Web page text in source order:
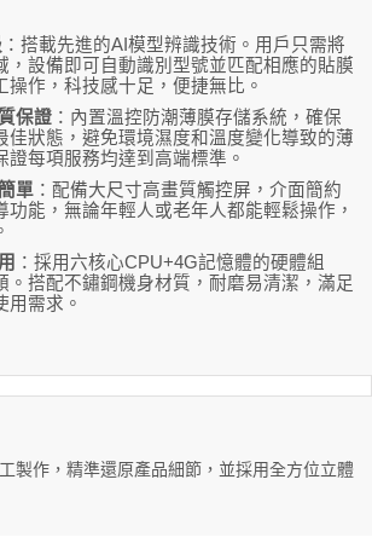
：搭載先進的AI模型辨識技術。用戶只需將
，設備即可自動識別型號並匹配相應的貼膜
操作，科技感十足，便捷無比。
保證 ：內置溫控防潮薄膜存儲系統，確保
佳狀態，避免環境濕度和溫度變化導致的薄
證每項服務均達到高端標準。
單 ：配備大尺寸高畫質觸控屏，介面簡約
功能，無論年輕人或老年人都能輕鬆操作，
：採用六核心CPU+4G記憶體的硬體組
。搭配不鏽鋼機身材質，耐磨易清潔，滿足
用需求。
製作，精準還原產品細節，並採用全方位立體